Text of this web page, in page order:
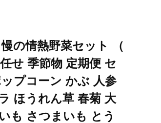
ぎ 玉ねぎ ルッコラ ほうれん草 春菊 大
ぎ 玉ねぎ ルッコラ ほうれん草 春菊 大
ぎ 玉ねぎ ルッコラ ほうれん草 春菊 大
の情熱野菜セット （
せ 季節物 定期便 セ
プコーン かぶ 人参
ほうれん草 春菊 大
も さつまいも とう